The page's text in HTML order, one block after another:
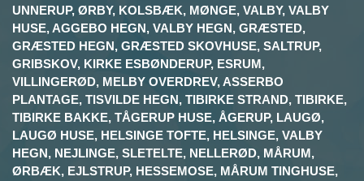
UNNERUP, ØRBY, KOLSBÆK, MØNGE, VALBY, VALBY
HUSE, AGGEBO HEGN, VALBY HEGN, GRÆSTED,
GRÆSTED HEGN, GRÆSTED SKOVHUSE, SALTRUP,
GRIBSKOV, KIRKE ESBØNDERUP, ESRUM,
VILLINGERØD, MELBY OVERDREV, ASSERBO
PLANTAGE, TISVILDE HEGN, TIBIRKE STRAND, TIBIRKE,
TIBIRKE BAKKE, TÅGERUP HUSE, ÅGERUP, LAUGØ,
LAUGØ HUSE, HELSINGE TOFTE, HELSINGE, VALBY
HEGN, NEJLINGE, SLETELTE, NELLERØD, MÅRUM,
ØRBÆK, EJLSTRUP, HESSEMOSE, MÅRUM TINGHUSE,